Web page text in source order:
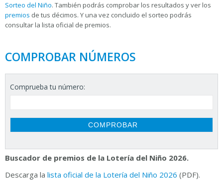
Sorteo del Niño. También podrás comprobar los resultados y ver los
premios de tus décimos. Y una vez concluido el sorteo podrás
consultar la lista oficial de premios.
COMPROBAR NÚMEROS
Comprueba tu número:
Buscador de premios de la Lotería del Niño 2026.
Descarga la lista oficial de la Lotería del Niño 2026 (PDF).